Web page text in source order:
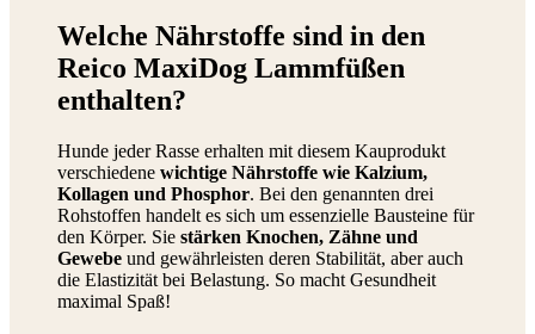
Welche Nährstoffe sind in den
Reico MaxiDog Lammfüßen
enthalten?
Hunde jeder Rasse erhalten mit diesem Kauprodukt
verschiedene wichtige Nährstoffe wie Kalzium,
Kollagen und Phosphor. Bei den genannten drei
Rohstoffen handelt es sich um essenzielle Bausteine für
den Körper. Sie stärken Knochen, Zähne und
Gewebe und gewährleisten deren Stabilität, aber auch
die Elastizität bei Belastung. So macht Gesundheit
maximal Spaß!